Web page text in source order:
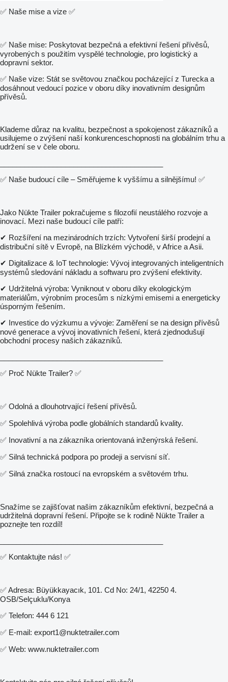
✅ Naše mise a vize ✅
✅ Naše mise: Poskytovat bezpečná a efektivní řešení přívěsů,
vyrobených s použitím vyspělé technologie, pro logistický a
dopravní sektor.
✅ Naše vize: Stát se světovou značkou pocházející z Turecka a
dosáhnout vedoucí pozice v oboru díky inovativním designům
přívěsů.
Klademe důraz na kvalitu, bezpečnost a spokojenost zákazníků a
usilujeme o zvýšení naší konkurenceschopnosti na globálním trhu a
udržení se v čele oboru.
✅ Naše budoucí cíle – Směřujeme k vyššímu a silnějšímu! ✅
Jako Nükte Trailer pokračujeme s filozofií neustálého rozvoje a
inovací. Mezi naše budoucí cíle patří:
✔ Rozšíření na mezinárodních trzích: Vytvoření širší prodejní a
distribuční sítě v Evropě, na Blízkém východě, v Africe a Asii.
✔ Digitalizace & IoT technologie: Vývoj integrovaných inteligentních
systémů sledování nákladu a softwaru pro zvýšení efektivity.
✔ Udržitelná výroba: Vyniknout v oboru díky ekologickým
materiálům, výrobním procesům s nízkými emisemi a energeticky
úsporným řešením.
✔ Investice do výzkumu a vývoje: Zaměření se na design přívěsů
nové generace a vývoj inovativních řešení, která zjednodušují
obchodní procesy našich zákazníků.
✅ Proč Nükte Trailer? ✅
✅ Odolná a dlouhotrvající řešení přívěsů.
✅ Spolehlivá výroba podle globálních standardů kvality.
✅ Inovativní a na zákazníka orientovaná inženýrská řešení.
✅ Silná technická podpora po prodeji a servisní síť.
✅ Silná značka rostoucí na evropském a světovém trhu.
Snažíme se zajišťovat našim zákazníkům efektivní, bezpečná a
udržitelná dopravní řešení. Připojte se k rodině Nükte Trailer a
poznejte ten rozdíl!
✅ Kontaktujte nás! ✅
✅ Adresa: Büyükkayacık, 101. Cd No: 24/1, 42250 4.
OSB/Selçuklu/Konya
✅ Telefon: 444 6 121
✅ E-mail: export1@nuktetrailer.com
✅ Web: www.nuktetrailer.com